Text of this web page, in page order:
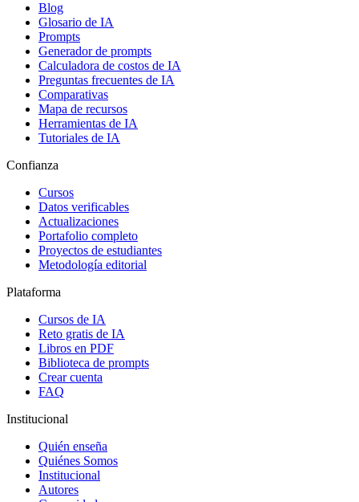
Blog
Glosario de IA
Prompts
Generador de prompts
Calculadora de costos de IA
Preguntas frecuentes de IA
Comparativas
Mapa de recursos
Herramientas de IA
Tutoriales de IA
Confianza
Cursos
Datos verificables
Actualizaciones
Portafolio completo
Proyectos de estudiantes
Metodología editorial
Plataforma
Cursos de IA
Reto gratis de IA
Libros en PDF
Biblioteca de prompts
Crear cuenta
FAQ
Institucional
Quién enseña
Quiénes Somos
Institucional
Autores